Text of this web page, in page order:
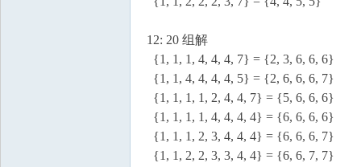
12: 20 组解
{1, 1, 1, 4, 4, 4, 7} = {2, 3, 6, 6, 6}
{1, 1, 4, 4, 4, 4, 5} = {2, 6, 6, 6, 7}
{1, 1, 1, 1, 2, 4, 4, 7} = {5, 6, 6, 6}
{1, 1, 1, 1, 4, 4, 4, 4} = {6, 6, 6, 6}
{1, 1, 1, 2, 3, 4, 4, 4} = {6, 6, 6, 7}
{1, 1, 2, 2, 3, 3, 4, 4} = {6, 6, 7, 7}